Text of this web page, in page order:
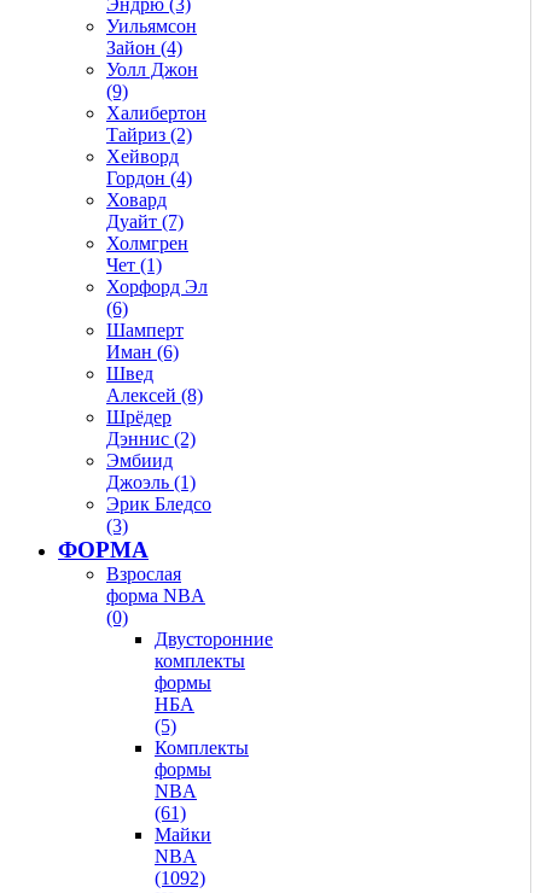
Уильямсон
Зайон (4)
Уолл Джон
(9)
Халибертон
Тайриз (2)
Хейворд
Гордон (4)
Ховард
Дуайт (7)
Холмгрен
Чет (1)
Хорфорд Эл
(6)
Шамперт
Иман (6)
Швед
Алексей (8)
Шрёдер
Дэннис (2)
Эмбиид
Джоэль (1)
Эрик Бледсо
(3)
ФОРМА
Взрослая
форма NBA
(0)
Двусторонние
комплекты
формы
НБА
(5)
Комплекты
формы
NBA
(61)
Майки
NBA
(1092)